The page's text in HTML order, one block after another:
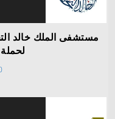
مستشفى الملك خالد